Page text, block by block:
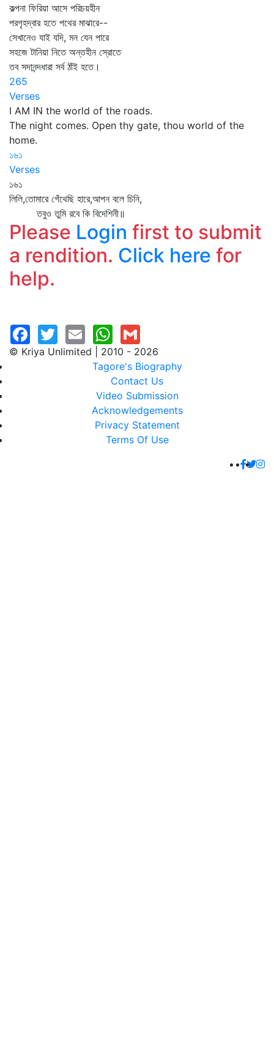
কল্পনা ফিরিয়া আসে পরিচয়হীন
পরগৃহদ্বার হতে পথের মাঝারে--
সেখানেও যাই যদি, মন যেন পারে
সহজে টানিয়া নিতে অন্তহীন স্রোতে
তব সদানন্দধারা সর্ব ঠাঁই হতে।
265
Verses
I AM IN the world of the roads.
The night comes. Open thy gate, thou world of the
home.
১৬১
Verses
১৬১
লিলি,তোমারে গেঁথেছি হারে,আপন বলে চিনি,
তবুও তুমি রবে কি বিদেশিনী॥
Please Login first to submit
a rendition. Click here for
help.
© Kriya Unlimited | 2010 - 2026
Tagore's Biography
Contact Us
Video Submission
Acknowledgements
Privacy Statement
Terms Of Use